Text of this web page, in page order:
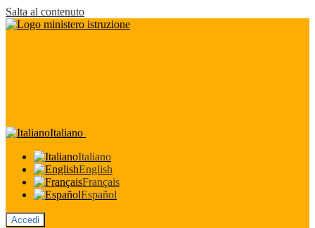
Salta al contenuto
Italiano
Italiano
English
Français
Español
Accedi